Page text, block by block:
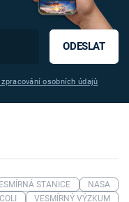
ODESLAT
osobních údajů
STANICE
NASA
VESMÍRNÝ VÝZKUM